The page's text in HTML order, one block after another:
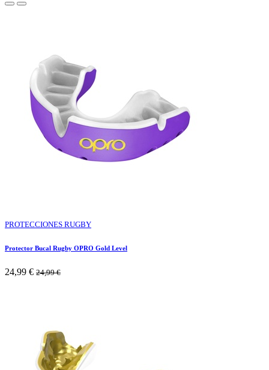
PROTECCIONES RUGBY
Protector Bucal Rugby OPRO Gold Level
24,99 € 24,99€